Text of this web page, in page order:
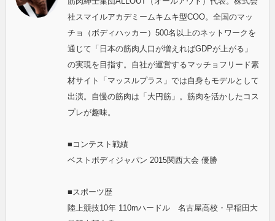
社スマイルアカデミームキムキ型COO。全国のマッ
チョ（ボディハッカー）500名以上のネットワークを
通じて「日本の筋肉人口が増えればGDPが上がる」
の実現を目指す。自社が運営するマッチョフリード素
材サイト「マッスルプラス」では自身もモデルとして
出演。自慢の筋肉は「大円筋」。筋肉を活かしたコス
プレが趣味。
■コンテスト戦績
ベストボディジャパン 2015関西大会 優勝
■スポーツ歴
陸上競技10年 110mハードル 名古屋高校・早稲田大